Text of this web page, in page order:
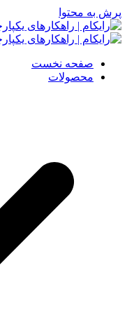
پرش به محتوا
صفحه نخست
محصولات